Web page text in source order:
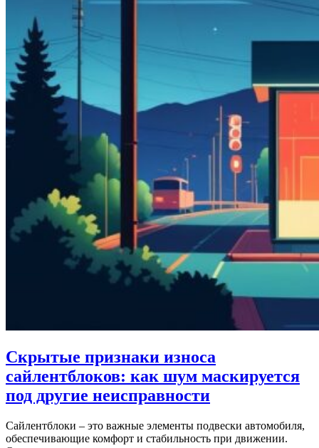
Скрытые признаки износа
сайлентблоков: как шум маскируется
под другие неисправности
Сайлентблоки – это важные элементы подвески автомобиля,
обеспечивающие комфорт и стабильность при движении.